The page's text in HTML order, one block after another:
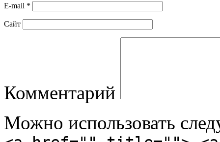
E-mail *
Сайт
Комментарий
Можно использовать